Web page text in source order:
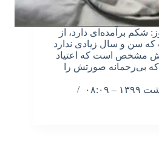
شکم برآمده‌ای دارد، از
که سن و سال زیادی ندارد
مشخص است که اعتیاد
بی‌رحمانه صورتش را